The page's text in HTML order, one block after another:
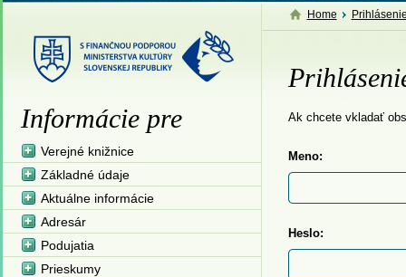
Home
Ak chcete vkladať
Meno:
Heslo:
Informácie pre
Verejné knižnice
Základné údaje
Aktuálne informácie
Adresár
Podujatia
Prieskumy